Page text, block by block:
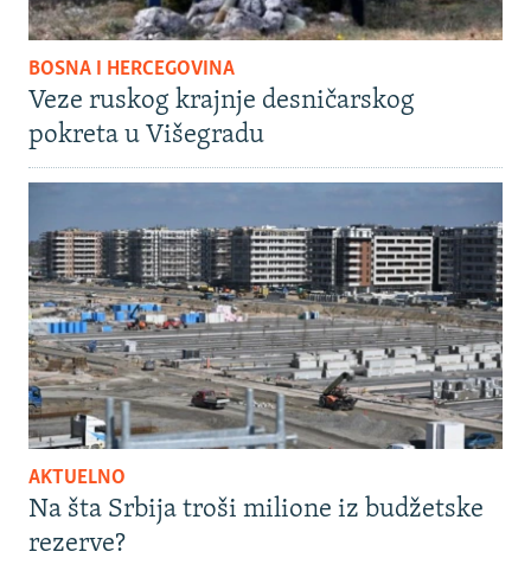
BOSNA I HERCEGOVINA
Veze ruskog krajnje desničarskog
pokreta u Višegradu
AKTUELNO
Na šta Srbija troši milione iz budžetske
rezerve?